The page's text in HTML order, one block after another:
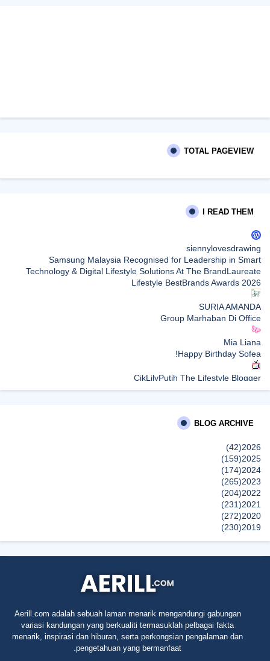
TOTAL PAGEVIEW
I READ THEM
siennylovesdrawing
Samsung Malaysia Recognised for Leadership in Smart
Technology & Digital Lifestyle Solutions At The BrandLaureate
Lifestyle BestBrands Awards 2026
SURIA AMANDA
Group Marhaban Di Office
Mia Liana
Happy Birthday Sofea!
CikLilyPutih The Lifestyle Blogger
What to Read After Watching The Odyssey: Kobo’s Reading
Farhana Jafri
إظهار الكل
BLOG ARCHIVE
2026
(42)
2025
(159)
2024
(174)
2023
(265)
2022
(204)
2021
(231)
2020
(272)
2019
(230)
(45)
Aerill.com adalah sebuah laman menarik mengandungi gabungan
variasi kandungan yang berkualiti termasuklah pelbagai fakta
menarik, inspirasi dan hiburan, serta perkongsian pengalaman dan
pengetahuan yang bermanfaat.